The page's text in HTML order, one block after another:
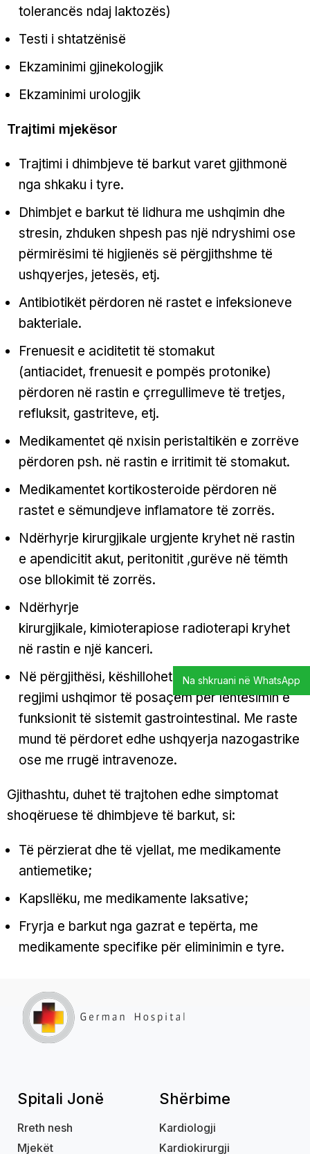
tolerancës ndaj laktozës)
Testi i shtatzënisë
Ekzaminimi gjinekologjik
Ekzaminimi urologjik
Trajtimi mjekësor
Trajtimi i dhimbjeve të barkut varet gjithmonë
nga shkaku i tyre.
Dhimbjet e barkut të lidhura me ushqimin dhe
stresin, zhduken shpesh pas një ndryshimi ose
përmirësimi të higjienës së përgjithshme të
ushqyerjes, jetesës, etj.
Antibiotikët përdoren në rastet e infeksioneve
bakteriale.
Frenuesit e aciditetit të stomakut
(antiacidet, frenuesit e pompës protonike)
përdoren në rastin e çrregullimeve të tretjes,
refluksit, gastriteve, etj.
Medikamentet që nxisin peristaltikën e zorrëve
përdoren psh. në rastin e irritimit të stomakut.
Medikamentet kortikosteroide përdoren në
rastet e sëmundjeve inflamatore të zorrës.
Ndërhyrje kirurgjikale urgjente kryhet në rastin
e apendicitit akut, peritonitit ,gurëve në tëmth
ose bllokimit të zorrës.
Ndërhyrje
kirurgjikale, kimioterapiose radioterapi kryhet
në rastin e një kanceri.
Në përgjithësi, këshillohet respektimi i një
regjimi ushqimor të posaçëm për lehtësimin e
funksionit të sistemit gastrointestinal. Me raste
mund të përdoret edhe ushqyerja nazogastrike
ose me rrugë intravenoze.
Gjithashtu, duhet të trajtohen edhe simptomat
shoqëruese të dhimbjeve të barkut, si:
Të përzierat dhe të vjellat, me medikamente
antiemetike;
Kapsllëku, me medikamente laksative;
Fryrja e barkut nga gazrat e tepërta, me
medikamente specifike për eliminimin e tyre.
Spitali Jonë
Rreth nesh
Mjekët
Shërbime
Kardiologji
Kardiokirurgji
Na shkruani në WhatsApp